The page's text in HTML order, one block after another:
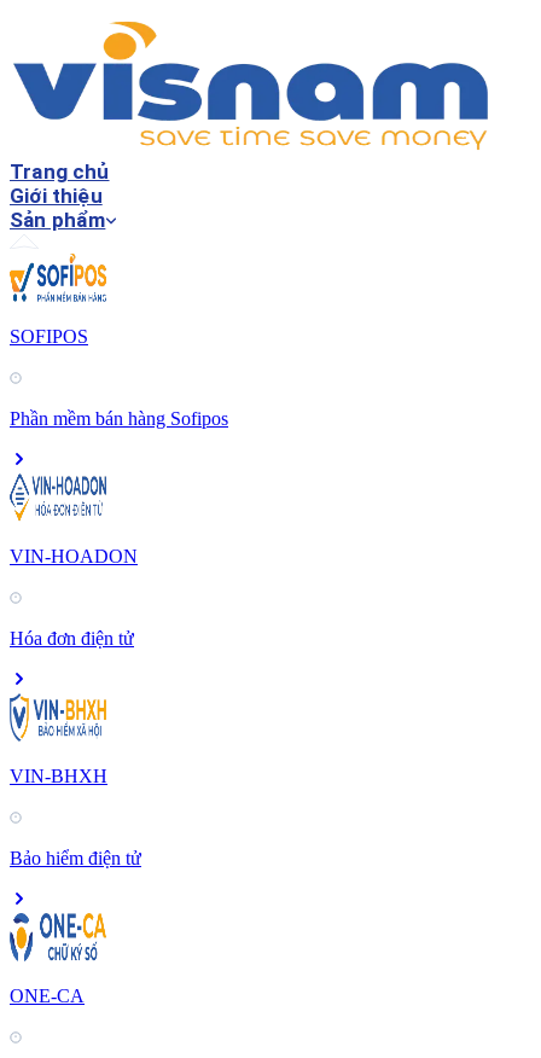
Trang chủ
Giới thiệu
Sản phẩm
SOFIPOS
Phần mềm bán hàng Sofipos
VIN-HOADON
Hóa đơn điện tử
VIN-BHXH
Bảo hiểm điện tử
ONE-CA